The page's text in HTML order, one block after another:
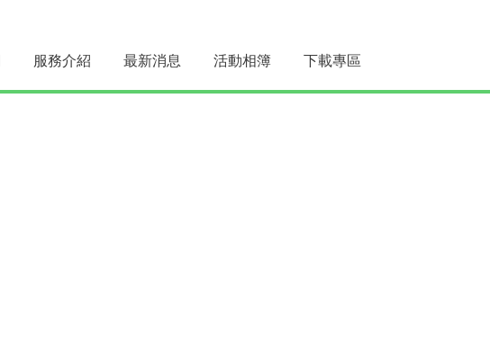
服務介紹 最新消息 活動相簿 下載專區